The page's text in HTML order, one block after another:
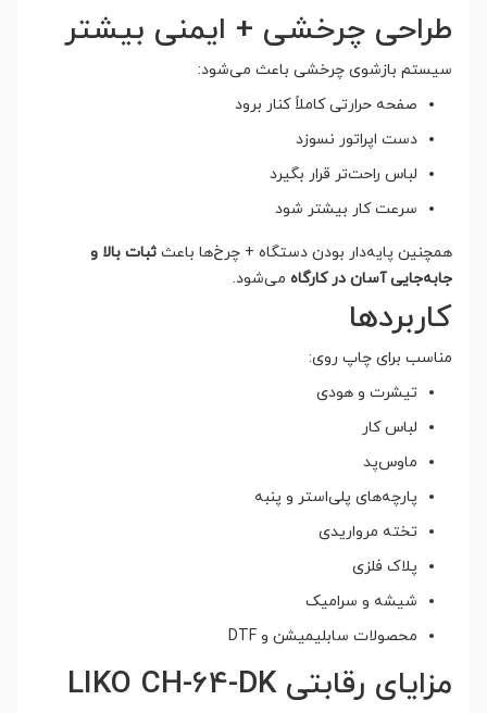
طراحی چرخشی + ایمنی بیشتر
سیستم بازشوی چرخشی باعث می‌شود:
صفحه حرارتی کاملاً کنار برود
دست اپراتور نسوزد
لباس راحت‌تر قرار بگیرد
سرعت کار بیشتر شود
همچنین پایه‌دار بودن دستگاه + چرخ‌ها باعث ثبات بالا و
جابه‌جایی آسان در کارگاه می‌شود.
کاربردها
مناسب برای چاپ روی:
تیشرت و هودی
لباس کار
ماوس‌پد
پارچه‌های پلی‌استر و پنبه
تخته مرواریدی
پلاک فلزی
شیشه و سرامیک
محصولات سابلیمیشن و DTF
مزایای رقابتی LIKO CH-64-DK